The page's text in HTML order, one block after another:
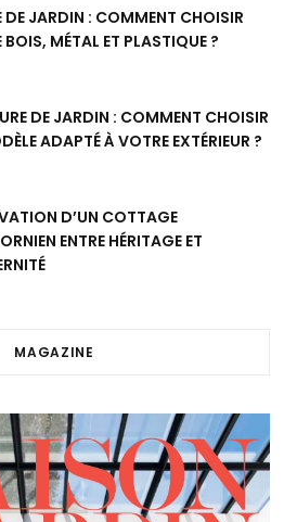
DE JARDIN : COMMENT CHOISIR
BOIS, MÉTAL ET PLASTIQUE ?
DE JARDIN : COMMENT CHOISIR
ADAPTÉ À VOTRE EXTÉRIEUR ?
D’UN COTTAGE
ENTRE HÉRITAGE ET
MAGAZINE